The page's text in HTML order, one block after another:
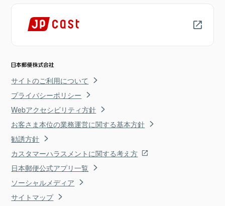
サイトのご利用について
プライバシーポリシー
Webアクセシビリティ方針
お客さま本位の業務運営に関する基本方針
勧誘方針
カスタマーハラスメントに関する考え方
日本郵便公式アプリ一覧
ソーシャルメディア
サイトマップ